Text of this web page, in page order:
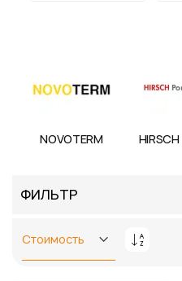
NOVOTERM
ФИЛЬТР
Задать